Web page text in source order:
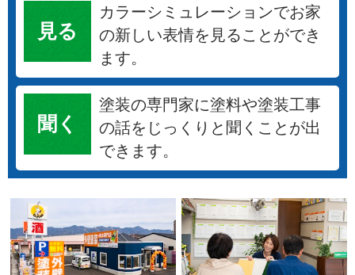
見る
カラーシミュレーションでお家
の新しい表情を見ることができ
ます。
聞く
塗装の専門家に塗料や塗装工事
の話をじっくりと聞くことが出
できます。